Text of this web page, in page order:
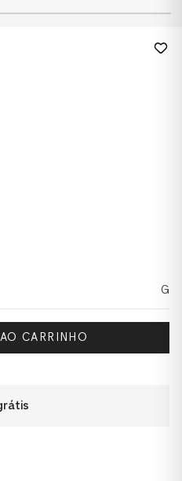
G
CARRINHO